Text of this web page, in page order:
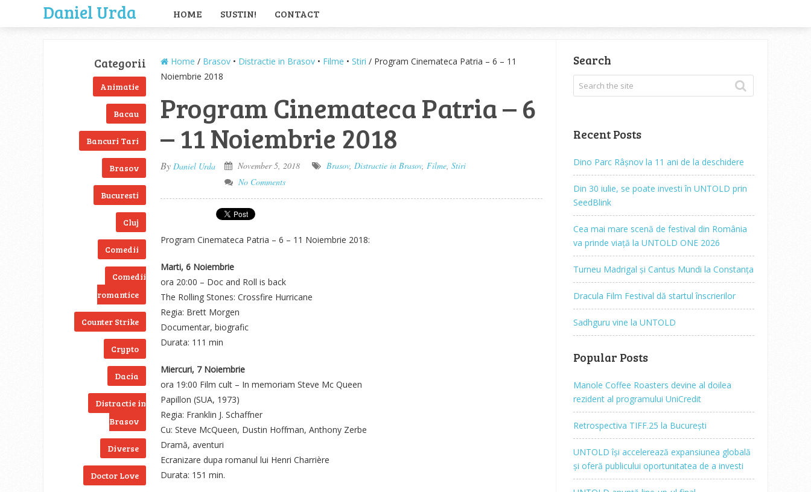
Daniel Urda HOME SUSTIN! CONTACT
Categorii
Animatie
Bacau
Bancuri Tari
Brasov
Bucuresti
Cluj
Comedii
Comedii
romantice
Counter Strike
Crypto
Dacia
Distractie in
Brasov
Diverse
Doctor Love
Home / Brasov • Distractie in Brasov • Filme • Stiri / Program Cinemateca Patria – 6 – 11
Noiembrie 2018
Program Cinemateca Patria – 6
– 11 Noiembrie 2018
By Daniel Urda November 5, 2018 Brasov, Distractie in Brasov, Filme, Stiri
No Comments
Program Cinemateca Patria – 6 – 11 Noiembrie 2018:
Marti, 6 Noiembrie
ora 20:00 – Doc and Roll is back
The Rolling Stones: Crossfire Hurricane
Regia: Brett Morgen
Documentar, biografic
Durata: 111 min
Miercuri, 7 Noiembrie
ora 19:00 Film cult – In memoriam Steve Mc Queen
Papillon (SUA, 1973)
Regia: Franklin J. Schaffner
Cu: Steve McQueen, Dustin Hoffman, Anthony Zerbe
Dramă, aventuri
Ecranizare dupa romanul lui Henri Charrière
Durata: 151 min.
Search
Recent Posts
Dino Parc Râșnov la 11 ani de la deschidere
Din 30 iulie, se poate investi în UNTOLD prin
SeedBlink
Cea mai mare scenă de festival din România
va prinde viață la UNTOLD ONE 2026
Turneu Madrigal și Cantus Mundi la Constanța
Dracula Film Festival dă startul înscrierilor
Sadhguru vine la UNTOLD
Popular Posts
Manole Coffee Roasters devine al doilea
rezident al programului UniCredit
Retrospectiva TIFF.25 la București
UNTOLD își accelerează expansiunea globală
și oferă publicului oportunitatea de a investi